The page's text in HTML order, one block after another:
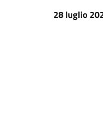
28 luglio